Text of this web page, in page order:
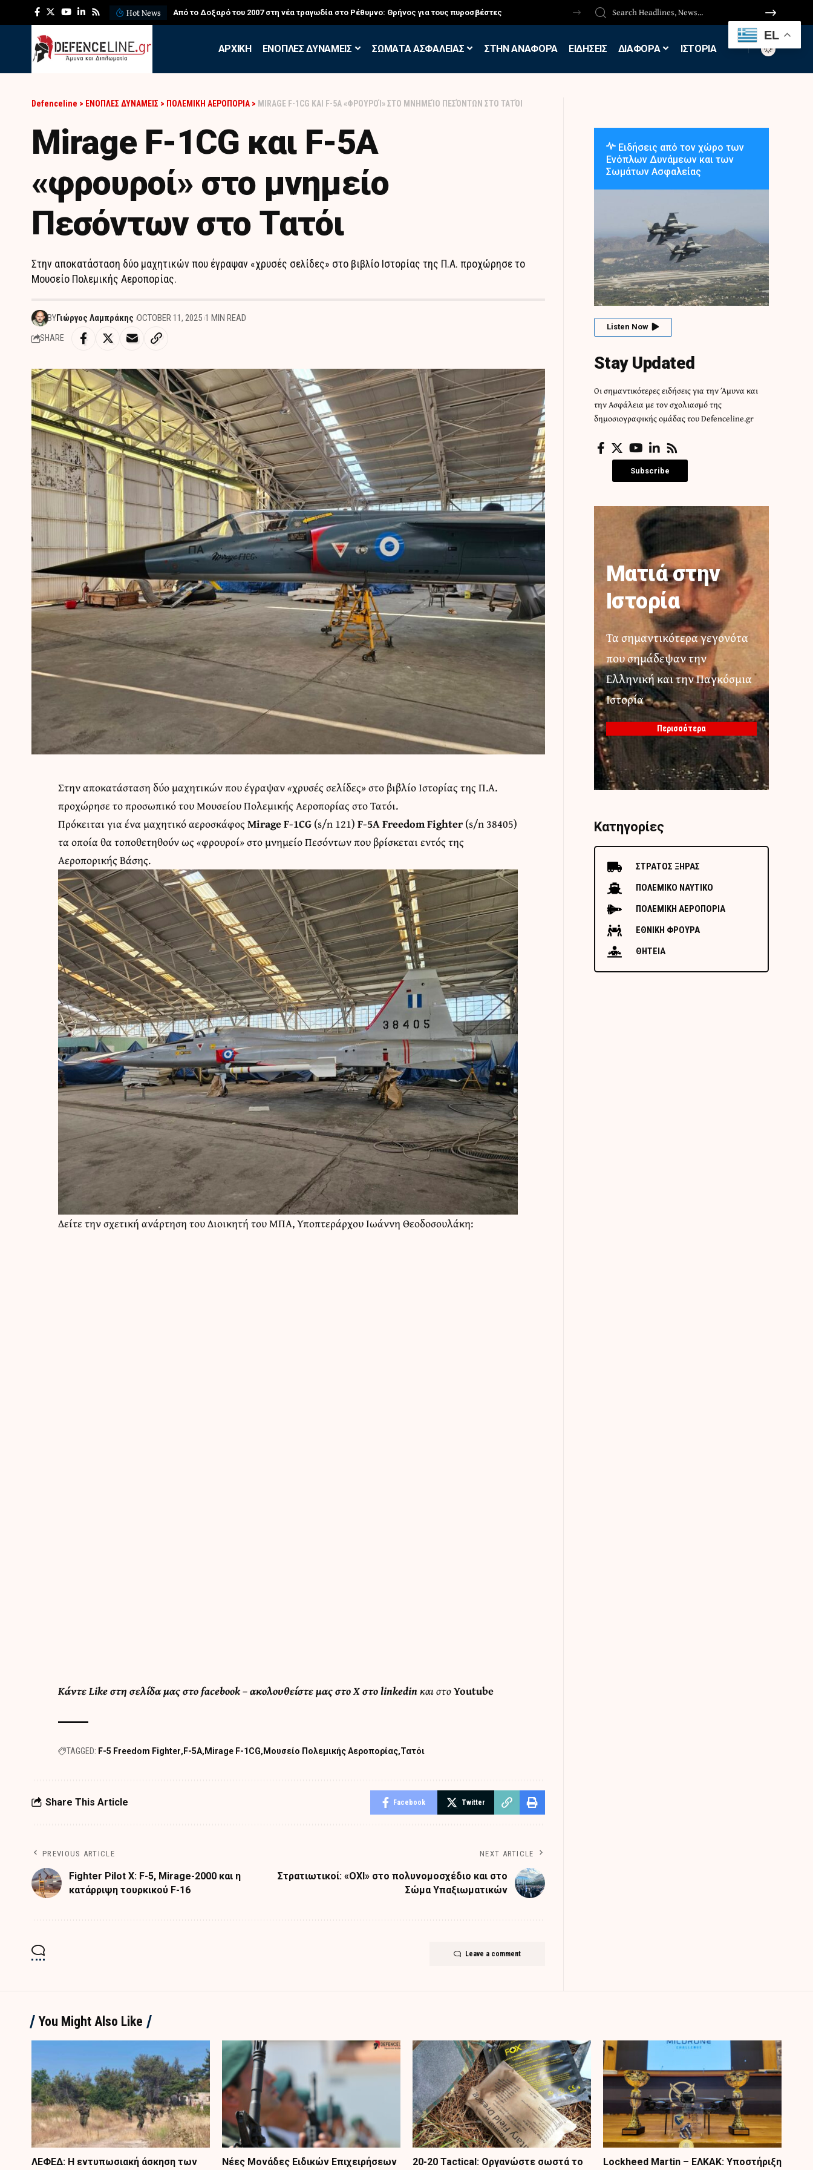
Hot News ΛΕΦΕΔ: Η εντυπωσιακή άσκηση των Εθελοντών Εφέδρων στον Έβρο
APXIKH ΕΝΟΠΛΕΣ ΔΥΝΑΜΕΙΣ ΣΩΜΑΤΑ ΑΣΦΑΛΕΙΑΣ ΣΤΗΝ ΑΝΑΦΟΡΑ ΕΙΔΗΣΕΙΣ ΔΙΑΦΟΡΑ ΙΣΤΟΡΙΑ
Defenceline > ΕΝΟΠΛΕΣ ΔΥΝΑΜΕΙΣ > ΠΟΛΕΜΙΚΗ ΑΕΡΟΠΟΡΙΑ > MIRAGE F-1CG ΚΑΙ F-5A «ΦΡΟΥΡΟΊ» ΣΤΟ ΜΝΗΜΕΊΟ ΠΕΣΌΝΤΩΝ ΣΤΟ ΤΑΤΌΙ
Mirage F-1CG και F-5A
«φρουροί» στο μνημείο
Πεσόντων στο Τατόι
Στην αποκατάσταση δύο μαχητικών που έγραψαν «χρυσές σελίδες» στο βιβλίο Ιστορίας της Π.Α. προχώρησε το
Μουσείο Πολεμικής Αεροπορίας.
BYΓιώργος Λαμπράκης OCTOBER 11, 2025 1 MIN READ
SHARE
Στην αποκατάσταση δύο μαχητικών που έγραψαν«χρυσές σελίδες»στο βιβλίο Ιστορίας της Π.Α.
προχώρησε το προσωπικό του Μουσείου Πολεμικής Αεροπορίας στοΤατόι.
Πρόκειται για ένα μαχητικό αεροσκάφοςMirage F-1CG(s/n 121)F-5A Freedom Fighter(s/n 38405)
τα οποία θα τοποθετηθούν ως«φρουροί»στο μνημείο Πεσόντων που βρίσκεται εντός της
Αεροπορικής Βάσης.
Δείτε την σχετική ανάρτηση του Διοικητή του ΜΠΑ, Υποπτεράρχου Ιωάννη Θεοδοσουλάκη:
ΚάντεLike στη σελίδα μας στο facebook– ακολουθείστε μας στοXστοlinkedinκαι στοYoutube
TAGGED: F-5 Freedom Fighter F-5A Mirage F-1CG Μουσείο Πολεμικής Αεροπορίας Τατόι
Share This Article Facebook Twitter
PREVIOUS ARTICLE
Fighter Pilot X: F-5, Mirage-2000 και η
κατάρριψη τουρκικού F-16
NEXT ARTICLE
Στρατιωτικοί: «OXI» στο πολυνομοσχέδιο και στο
Σώμα Υπαξιωματικών
Leave a comment
Ειδήσεις από τον χώρο των
Ενόπλων Δυνάμεων και των
Σωμάτων Ασφαλείας
Listen Now
Stay Updated
Οι σημαντικότερες ειδήσεις για την Άμυνα και
την Ασφάλεια με τον σχολιασμό της
δημοσιογραφικής ομάδας του Defenceline.gr
Subscribe
Ματιά στην
Ιστορία
Τα σημαντικότερα γεγονότα
που σημάδεψαν την
Ελληνική και την Παγκόσμια
Ιστορία
Περισσότερα
Κατηγορίες
ΣΤΡΑΤΟΣ ΞΗΡΑΣ
ΠΟΛΕΜΙΚΟ ΝΑΥΤΙΚΟ
ΠΟΛΕΜΙΚΗ ΑΕΡΟΠΟΡΙΑ
ΕΘΝΙΚΗ ΦΡΟΥΡΑ
ΘΗΤΕΙΑ
You Might Also Like
ΛΕΦΕΔ: Η εντυπωσιακή άσκηση των
Nέες Μονάδες Ειδικών Επιχειρήσεων
20-20 Tactical: Οργανώστε σωστά το
Lockheed Martin – ΕΛΚΑΚ: Υποστήριξη
EL